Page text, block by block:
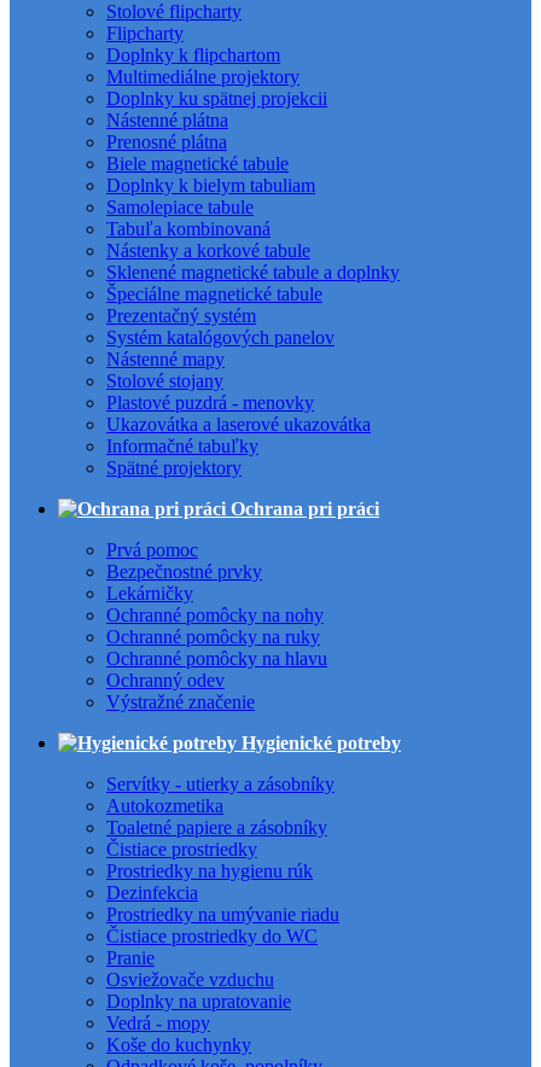
Stolové flipcharty
Flipcharty
Doplnky k flipchartom
Multimediálne projektory
Doplnky ku spätnej projekcii
Nástenné plátna
Prenosné plátna
Biele magnetické tabule
Doplnky k bielym tabuliam
Samolepiace tabule
Tabuľa kombinovaná
Nástenky a korkové tabule
Sklenené magnetické tabule a doplnky
Špeciálne magnetické tabule
Prezentačný systém
Systém katalógových panelov
Nástenné mapy
Stolové stojany
Plastové puzdrá - menovky
Ukazovátka a laserové ukazovátka
Informačné tabuľky
Spätné projektory
Ochrana pri práci
Prvá pomoc
Bezpečnostné prvky
Lekárničky
Ochranné pomôcky na nohy
Ochranné pomôcky na ruky
Ochranné pomôcky na hlavu
Ochranný odev
Výstražné značenie
Hygienické potreby
Servítky - utierky a zásobníky
Autokozmetika
Toaletné papiere a zásobníky
Čistiace prostriedky
Prostriedky na hygienu rúk
Dezinfekcia
Prostriedky na umývanie riadu
Čistiace prostriedky do WC
Pranie
Osviežovače vzduchu
Doplnky na upratovanie
Vedrá - mopy
Koše do kuchynky